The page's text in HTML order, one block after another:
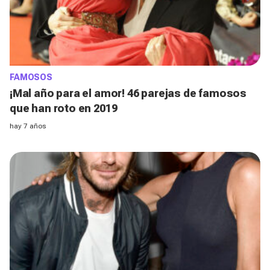
FAMOSOS
¡Mal año para el amor! 46 parejas de famosos
que han roto en 2019
hay 7 años